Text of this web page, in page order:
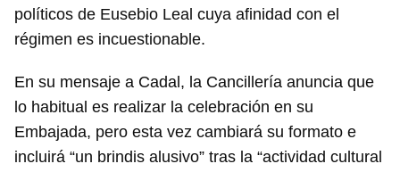
políticos de Eusebio Leal cuya afinidad con el
régimen es incuestionable.
En su mensaje a Cadal, la Cancillería anuncia que
lo habitual es realizar la celebración en su
Embajada, pero esta vez cambiará su formato e
incluirá “un brindis alusivo” tras la “actividad cultural